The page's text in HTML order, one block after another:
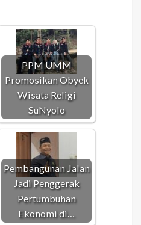
PPM UMM
Promosikan Obyek
Wisata Religi
SuNyolo
Pembangunan Jalan
Jadi Penggerak
Pertumbuhan
Ekonomi di…